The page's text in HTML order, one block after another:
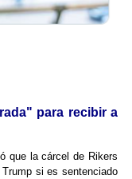
para recibir a
que la cárcel de Rikers
si es sentenciado